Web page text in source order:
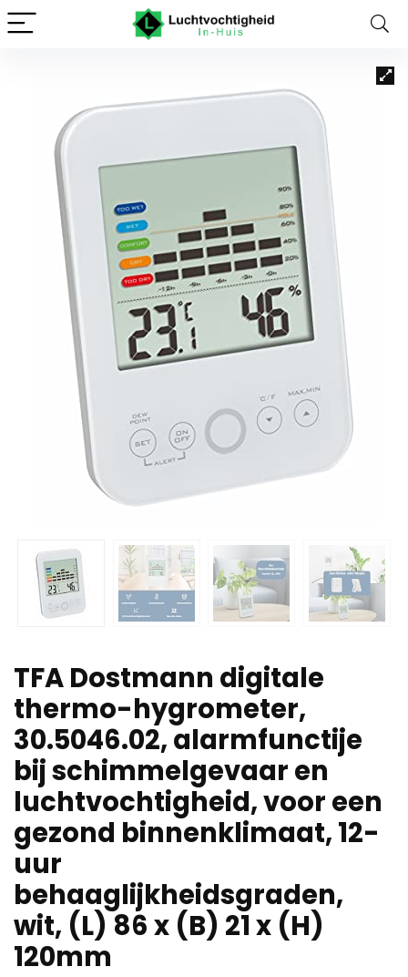
TFA Dostmann digitale
thermo-hygrometer,
30.5046.02, alarmfunctije
bij schimmelgevaar en
luchtvochtigheid, voor een
gezond binnenklimaat, 12-
uur
behaaglijkheidsgraden,
wit, (L) 86 x (B) 21 x (H)
120mm